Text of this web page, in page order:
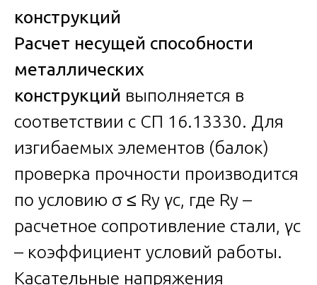
конструкций
Расчет несущей способности
металлических
конструкций выполняется в
соответствии с СП 16.13330. Для
изгибаемых элементов (балок)
проверка прочности производится
по условию σ ≤ Ry γc, где Ry –
расчетное сопротивление стали, γc
– коэффициент условий работы.
Касательные напряжения